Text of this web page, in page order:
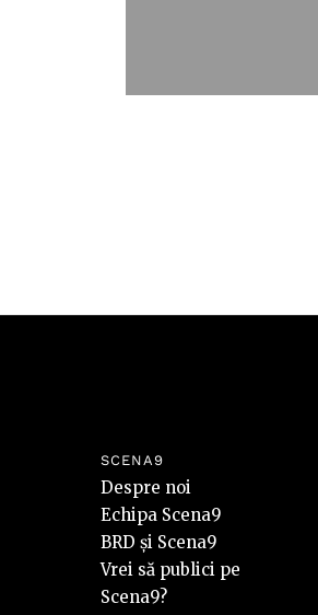
SCENA9
Despre noi
Echipa Scena9
BRD și Scena9
Vrei să publici pe
Scena9?